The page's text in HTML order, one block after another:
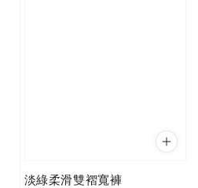
淡綠柔滑雙褶寬褲